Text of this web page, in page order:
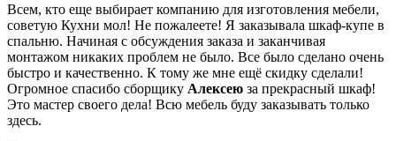
Всем, кто еще выбирает компанию для изготовления мебели,
советую Кухни мол! Не пожалеете! Я заказывала шкаф-купе в
спальню. Начиная с обсуждения заказа и заканчивая
монтажом никаких проблем не было. Все было сделано очень
быстро и качественно. К тому же мне ещё скидку сделали!
Огромное спасибо сборщику Алексею за прекрасный шкаф!
Это мастер своего дела! Всю мебель буду заказывать только
здесь.